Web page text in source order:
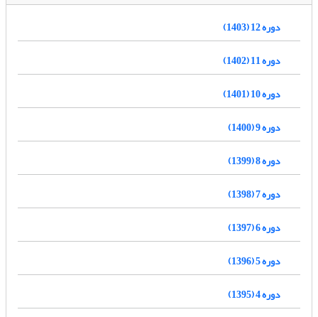
دوره 12 (1403)
دوره 11 (1402)
دوره 10 (1401)
دوره 9 (1400)
دوره 8 (1399)
دوره 7 (1398)
دوره 6 (1397)
دوره 5 (1396)
دوره 4 (1395)